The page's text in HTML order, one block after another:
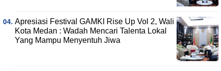
Apresiasi Festival GAMKI Rise Up Vol 2, Wali
Kota Medan : Wadah Mencari Talenta Lokal
Yang Mampu Menyentuh Jiwa